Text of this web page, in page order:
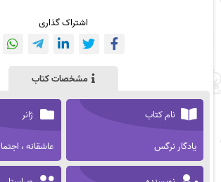
اشتراک گذاری
مشخصات کتاب
نام کتاب
یادگار نرگس
ژانر
عاشقانه ،